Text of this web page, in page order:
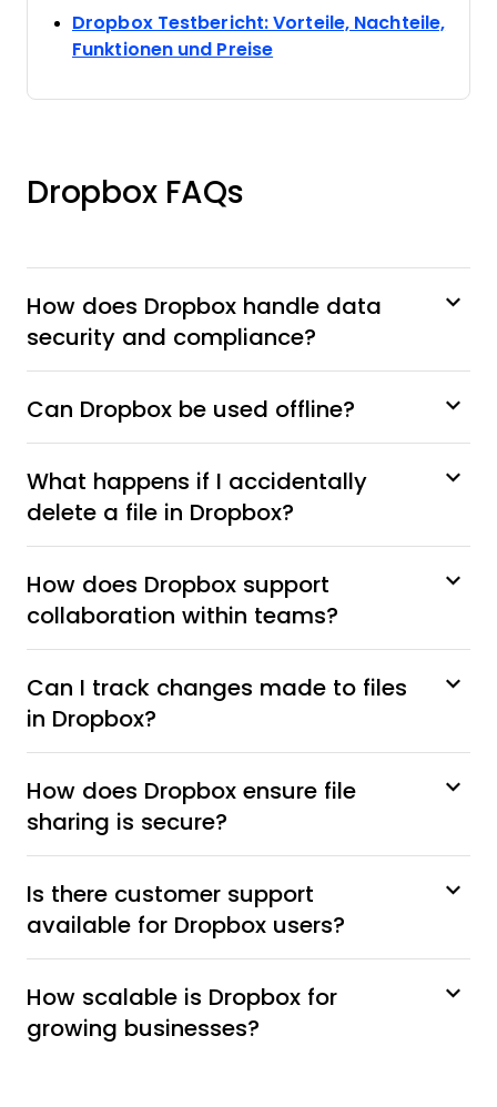
Dropbox Testbericht: Vorteile, Nachteile,
Funktionen und PreiseOpens new window
Dropbox FAQs
How does Dropbox handle data
security and compliance?
Can Dropbox be used offline?
What happens if I accidentally
delete a file in Dropbox?
How does Dropbox support
collaboration within teams?
Can I track changes made to files
in Dropbox?
How does Dropbox ensure file
sharing is secure?
Is there customer support
available for Dropbox users?
How scalable is Dropbox for
growing businesses?